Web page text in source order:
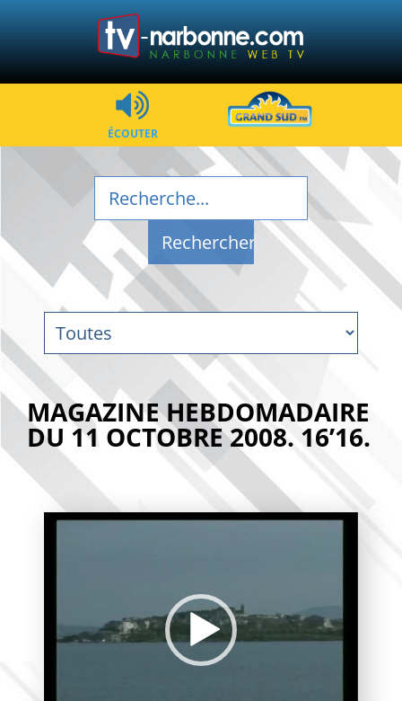
ÉCOUTER
MAGAZINE HEBDOMADAIRE
DU 11 OCTOBRE 2008. 16’16.
Lecteur